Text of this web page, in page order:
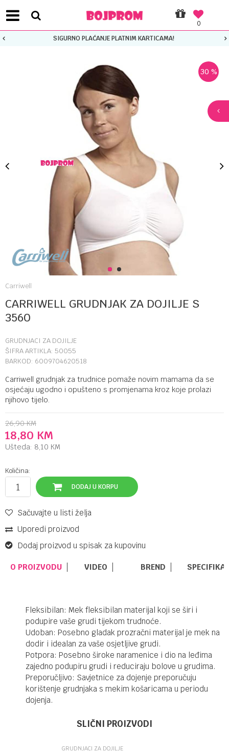
0
SIGURNO PLAĆANJE PLATNIM KARTICAMA!
1 2
30 %
Carriwell
CARRIWELL GRUDNJAK ZA DOJILJE S
3560
GRUDNJACI ZA DOJILJE
ŠIFRA ARTIKLA: 50055
BARKOD: 6009704620518
Carriwell grudnjak za trudnice pomaže novim mamama da se
osjećaju ugodno i opušteno s promjenama kroz koje prolazi
njihovo tijelo.
26,90 KM
18,80 KM
Ušteda: 8,10 KM
Količina:
DODAJ U KORPU
Sačuvajte u listi želja
Uporedi proizvod
Dodaj proizvod u spisak za kupovinu
O PROIZVODU VIDEO BREND
Fleksibilan: Mek fleksibilan materijal koji se širi i
podupire vaše grudi tijekom trudnoće.
Udoban: Posebno gladak prozračni materijal je mek na
dodir i idealan za vaše osjetljive grudi.
Potpora: Posebno široke naramenice i dio na leđima
zajedno podupiru grudi i reduciraju bolove u grudima.
Preporučljivo: Savjetnice za dojenje preporučuju
korištenje grudnjaka s mekim košaricama u periodu
dojenja.
Grudnjaci za dojilje
SLIČNI PROIZVODI
GRUDNJACI ZA DOJILJE